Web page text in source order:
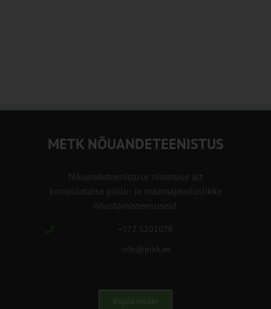
METK NÕUANDETEENISTUS
Nõuandeteenistuse nimetuse alt
korraldatalse põllu- ja maamajanduslikke
nõustamisteenuseid.
+372 5201078
info@pikk.ee
Kirjuta meile!